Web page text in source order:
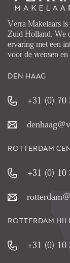
Verra Makelaars
Zuid Holland. We
ervaring met een
voor de wensen en
DEN HAAG
+31 (0) 70
ROTTERDAM
+31 (0) 10
ROTTERDAM
+31 (0) 10